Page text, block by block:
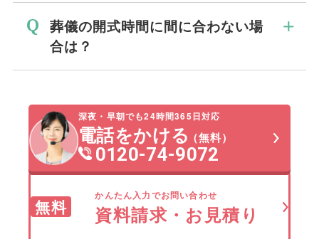
キリスト教式も参列者をおもてなしする会
食の席が設けられています。
当日に初七日の法要を営まれるご家族も増
えています。
初七日には、お通夜・告別式を終えて葬儀
会場から火葬場へ移動し、故人様とお別れ
ら行う「戻り初七日」。お通夜・告別式に
続いて行う「式中初七日」の２つがありま
す。
しょう。喪服やお香典などを前日のうちに
準備し、家を出る時間は葬儀会場で受付を
葬儀の開式時間に間に合わない場
合は？
の遅刻は厳禁です。やむを得ない理由で葬
儀の開式時間に遅れてしまった場合は、慌
てて儀式の途中で入室せず、受付の方や葬
儀社のスタッフに入室のタイミングを聞い
て指示に従います。葬儀後に必ず喪主様と
ご家族に直接口頭で開式に遅れたことをお
詫びしましょう。
深夜・早朝でも24時間365日対応
電話をかける（無料）
0120-74-9072
無料
かんたん入力でお問い合わせ
資料請求・お見積り